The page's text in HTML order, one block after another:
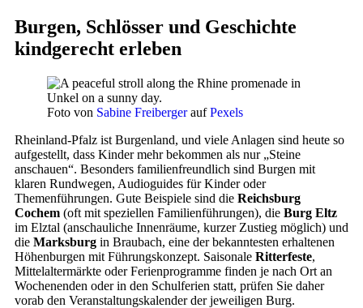
Burgen, Schlösser und Geschichte
kindgerecht erleben
Foto von Sabine FreibergeraufPexels
Rheinland-Pfalz ist Burgenland, und viele Anlagen sind heute so
aufgestellt, dass Kinder mehr bekommen als nur „Steine
anschauen“. Besonders familienfreundlich sind Burgen mit
klaren Rundwegen, Audioguides für Kinder oder
Themenführungen. Gute Beispiele sind die Reichsburg
Cochem (oft mit speziellen Familienführungen), die Burg Eltz
im Elztal (anschauliche Innenräume, kurzer Zustieg möglich) und
die Marksburg in Braubach, eine der bekanntesten erhaltenen
Höhenburgen mit Führungskonzept. Saisonale Ritterfeste,
Mittelaltermärkte oder Ferienprogramme finden je nach Ort an
Wochenenden oder in den Schulferien statt, prüfen Sie daher
vorab den Veranstaltungskalender der jeweiligen Burg.